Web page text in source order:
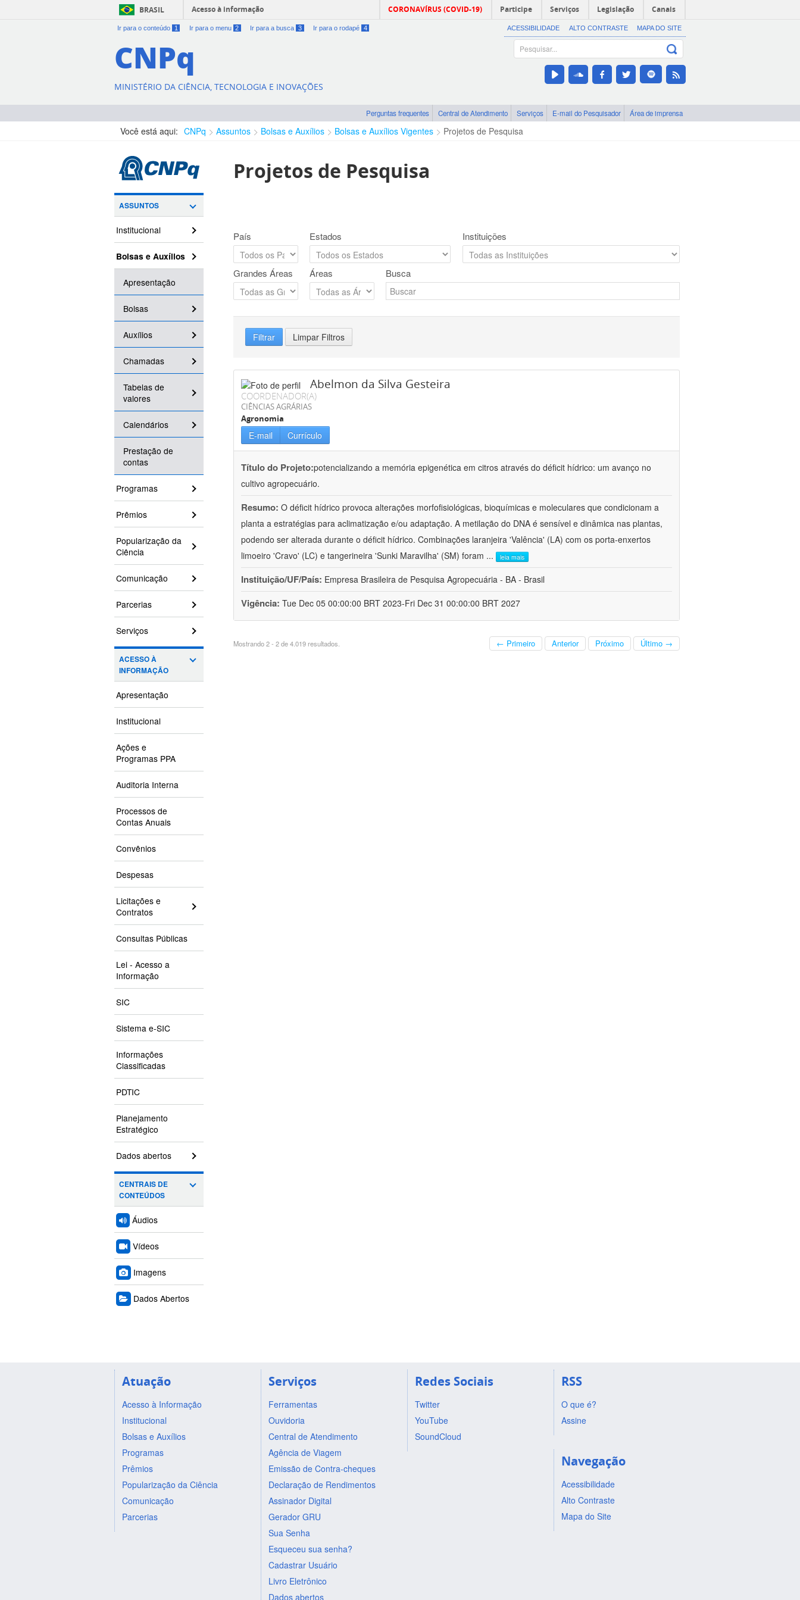
BRASIL Acesso à informação CORONAVÍRUS (COVID-19) Participe Serviços Legislação Canais
Ir para o conteúdo 1 Ir para o menu 2 Ir para a busca 3 Ir para o rodapé 4 ACESSIBILIDADE ALTO CONTRASTE MAPA DO SITE
CNPq
MINISTÉRIO DA CIÊNCIA, TECNOLOGIA E INOVAÇÕES
Perguntas frequentes Central de Atendimento Serviços E-mail do Pesquisador Área de imprensa
Você está aqui: CNPq Assuntos Bolsas e Auxílios Bolsas e Auxílios Vigentes Projetos de Pesquisa
ASSUNTOS
Institucional
Bolsas e Auxílios
Apresentação
Bolsas
Auxílios
Chamadas
Tabelas de
valores
Calendários
Prestação de
contas
Programas
Prêmios
Popularização da
Ciência
Comunicação
Parcerias
Serviços
ACESSO À
INFORMAÇÃO
Apresentação
Institucional
Ações e
Programas PPA
Auditoria Interna
Processos de
Contas Anuais
Convênios
Despesas
Licitações e
Contratos
Consultas Públicas
Lei - Acesso a
Informação
SIC
Sistema e-SIC
Informações
Classificadas
PDTIC
Planejamento
Estratégico
Dados abertos
CENTRAIS DE
CONTEÚDOS
Áudios
Vídeos
Imagens
Dados Abertos
Projetos de Pesquisa
País Estados Instituições
Grandes Áreas Áreas Busca
Filtrar Limpar Filtros
Abelmon da Silva Gesteira
COORDENADOR(A)
CIÊNCIAS AGRÁRIAS
Agronomia
E-mail Currículo
Título do Projeto:potencializando a memória epigenética em citros através do déficit hídrico: um avanço no
cultivo agropecuário.
Resumo: O déficit hídrico provoca alterações morfofisiológicas, bioquímicas e moleculares que condicionam a
planta a estratégias para aclimatização e/ou adaptação. A metilação do DNA é sensível e dinâmica nas plantas,
podendo ser alterada durante o déficit hídrico. Combinações laranjeira 'Valência' (LA) com os porta-enxertos
limoeiro 'Cravo' (LC) e tangerineira 'Sunki Maravilha' (SM) foram ... leia mais
Instituição/UF/País: Empresa Brasileira de Pesquisa Agropecuária - BA - Brasil
Vigência: Tue Dec 05 00:00:00 BRT 2023-Fri Dec 31 00:00:00 BRT 2027
Mostrando 2 - 2 de 4.019 resultados. ← Primeiro Anterior Próximo Último →
Atuação
Acesso à Informação
Institucional
Bolsas e Auxílios
Programas
Prêmios
Popularização da Ciência
Comunicação
Parcerias
Serviços
Ferramentas
Ouvidoria
Central de Atendimento
Agência de Viagem
Emissão de Contra-cheques
Declaração de Rendimentos
Assinador Digital
Gerador GRU
Sua Senha
Esqueceu sua senha?
Cadastrar Usuário
Livro Eletrônico
Dados abertos
Redes Sociais
Twitter
YouTube
SoundCloud
RSS
O que é?
Assine
Navegação
Acessibilidade
Alto Contraste
Mapa do Site